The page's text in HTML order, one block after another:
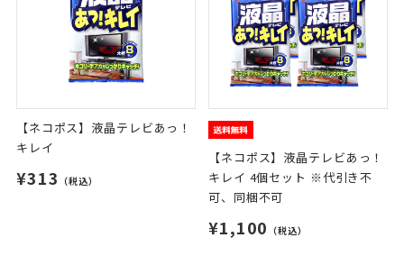
【ネコポス】液晶テレビあっ！
キレイ
¥313 （税込）
【ネコポス】液晶テレビあっ！
キレイ 4個セット ※代引き不
可、同梱不可
¥1,100 （税込）